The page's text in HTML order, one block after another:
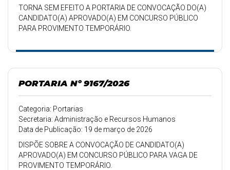
TORNA SEM EFEITO A PORTARIA DE CONVOCAÇÃO DO(A)
CANDIDATO(A) APROVADO(A) EM CONCURSO PÚBLICO
PARA PROVIMENTO TEMPORÁRIO.
PORTARIA Nº 9167/2026
Categoria: Portarias
Secretaria: Administração e Recursos Humanos
Data de Publicação: 19 de março de 2026
DISPÕE SOBRE A CONVOCAÇÃO DE CANDIDATO(A)
APROVADO(A) EM CONCURSO PÚBLICO PARA VAGA DE
PROVIMENTO TEMPORÁRIO.